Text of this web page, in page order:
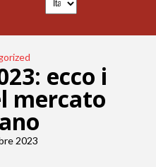
ecco i
mercato
2023